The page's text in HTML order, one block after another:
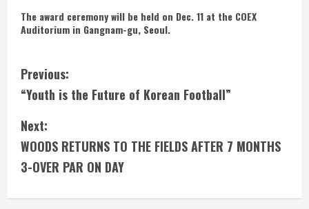
The award ceremony will be held on Dec. 11 at the COEX
Auditorium in Gangnam-gu, Seoul.
C
o
n
t
i
Previous:
“Youth is the Future of Korean Football”
Next:
WOODS RETURNS TO THE FIELDS AFTER 7 MONTHS
3-OVER PAR ON DAY